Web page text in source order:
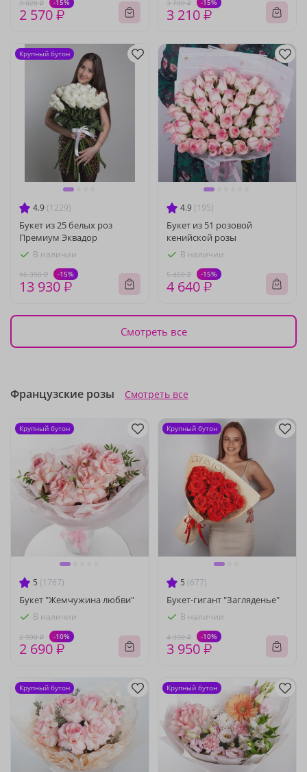
3 020 ₽ -15%
2 570 ₽
3 780 ₽ -15%
3 210 ₽
4.9 (1229)
Букет из 25 белых роз
Премиум Эквадор
В наличии
16 390 ₽ -15%
13 930 ₽
Крупный бутон
4.9 (195)
Букет из 51 розовой
кенийской розы
В наличии
5 460 ₽ -15%
4 640 ₽
Смотреть все
Французские розы Смотреть все
5 (1767)
Букет "Жемчужина любви"
В наличии
2 990 ₽ -10%
2 690 ₽
Крупный бутон
5 (677)
Букет-гигант "Загляденье"
В наличии
4 390 ₽ -10%
3 950 ₽
Крупный бутон
Крупный бутон Крупный бутон